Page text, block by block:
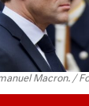
Macron. /